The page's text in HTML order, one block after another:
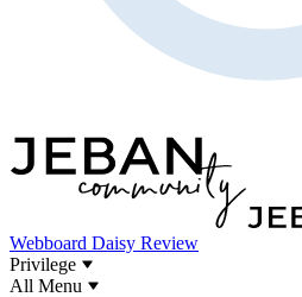
Webboard Daisy Review
Privilege
All Menu